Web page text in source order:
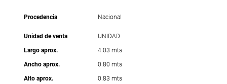
Procedencia Nacional
Unidad de venta
UNIDAD
Largo aprox.
4.03 mts
Ancho aprox.
0.80 mts
Alto aprox.
0.83 mts